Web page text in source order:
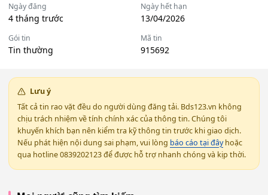
Ngày đăng
4 tháng trước
Ngày hết hạn
13/04/2026
Gói tin
Tin thường
Mã tin
915692
Lưu ý
Tất cả tin rao vặt đều do người dùng đăng tải. Bds123.vn không
chịu trách nhiệm về tính chính xác của thông tin. Chúng tôi
khuyến khích bạn nên kiểm tra kỹ thông tin trước khi giao dịch.
Nếu phát hiện nội dung sai phạm, vui lòng báo cáo tại đâyhoặc
qua hotline 0839202123 để được hỗ trợ nhanh chóng và kịp thời.